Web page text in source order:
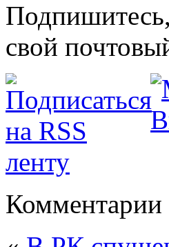
свой
Комментарии